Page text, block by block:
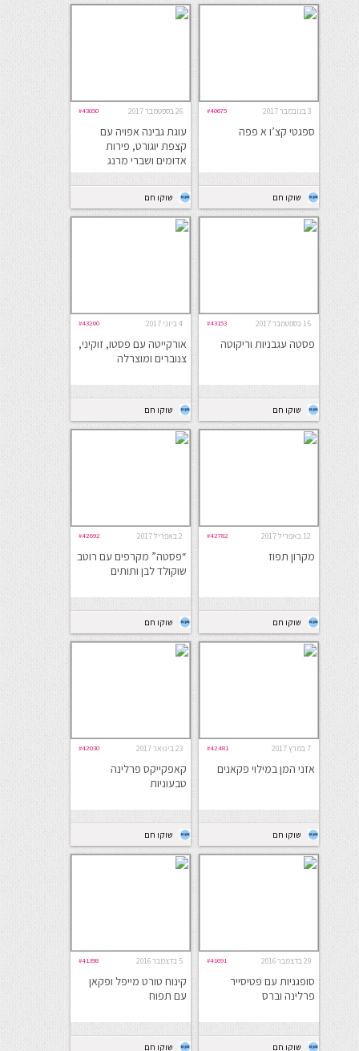
3 בנובמבר 2017 #40675
ספגטי קצ’ו א פפה
שוקו חם
26 בספטמבר 2017 #43050
עוגת גבינה אפויה עם
קצפת יוגורט, פירות
אדומים ושברי מרנג
שוקו חם
15 בספטמבר 2017 #43153
פסטה עגבניות וריקוטה
שוקו חם
4 ביוני 2017 #43200
אורקייטה עם פסטו, זוקיני,
צנוברים ומוצרלה
שוקו חם
12 באפריל 2017 #42782
מקרון תפוז
שוקו חם
2 באפריל 2017 #42692
“פסטה” מקרפים עם רוטב
שוקולד לבן ותותים
שוקו חם
7 במרץ 2017 #42481
אזני המן במילוי פקאנים
שוקו חם
23 בינואר 2017 #42030
קאפקייקס פרלינה
טבעוניות
שוקו חם
29 בדצמבר 2016 #41691
סופגניות עם פטיסייר
פרלינה וברס
שוקו חם
5 בדצמבר 2016 #41398
קינוח טורט מייפל ופקאן
עם תפוח
שוקו חם